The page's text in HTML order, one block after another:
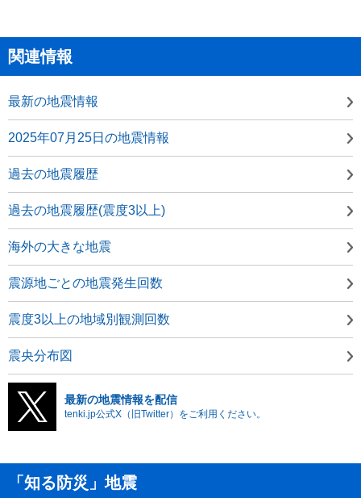
関連情報
最新の地震情報
2025年07月25日の地震情報
過去の地震履歴
過去の地震履歴(震度3以上)
海外の大きな地震
震源地ごとの地震発生回数
震度3以上の地域別観測回数
震央分布図
最新の地震情報を配信
tenki.jp公式X（旧Twitter）をご利用ください。
「知る防災」地震